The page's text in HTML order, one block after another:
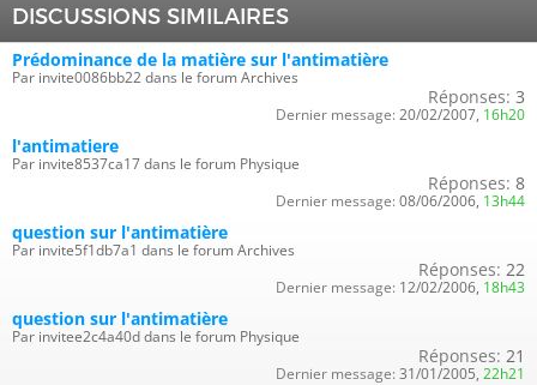
DISCUSSIONS SIMILAIRES
Prédominance de la matière sur l'antimatière
Par invite0086bb22 dans le forum Archives
Réponses: 3
Dernier message: 20/02/2007, 16h20
l'antimatiere
Par invite8537ca17 dans le forum Physique
Réponses: 8
Dernier message: 08/06/2006, 13h44
question sur l'antimatière
Par invite5f1db7a1 dans le forum Archives
Réponses: 22
Dernier message: 12/02/2006, 18h43
question sur l'antimatière
Par invitee2c4a40d dans le forum Physique
Réponses: 21
Dernier message: 31/01/2005, 22h21